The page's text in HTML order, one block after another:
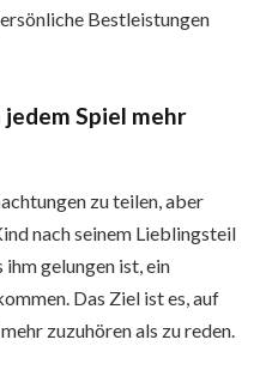
Bestleistungen
jedem Spiel mehr
zu teilen, aber
nach seinem Lieblingsteil
ihm gelungen ist, ein
Das Ziel ist es, auf
zuzuhören als zu reden.